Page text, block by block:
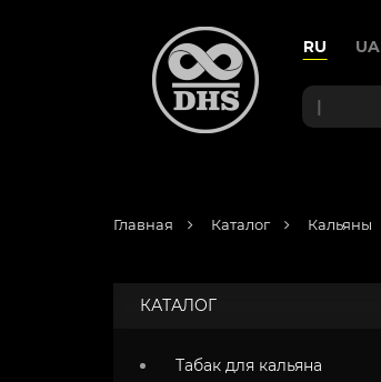
RU UA
|
Главная Каталог Кальяны
КАТАЛОГ
Табак для кальяна